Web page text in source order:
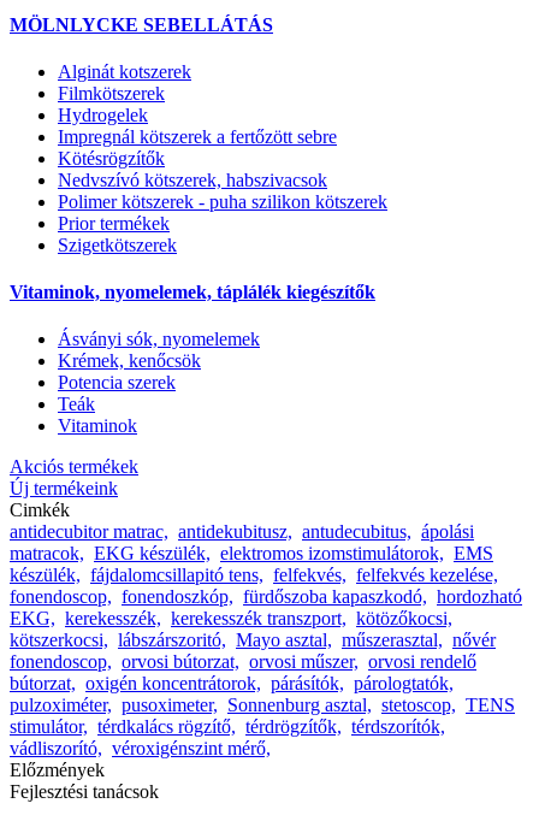
MÖLNLYCKE SEBELLÁTÁS
Alginát kotszerek
Filmkötszerek
Hydrogelek
Impregnál kötszerek a fertőzött sebre
Kötésrögzítők
Nedvszívó kötszerek, habszivacsok
Polimer kötszerek - puha szilikon kötszerek
Prior termékek
Szigetkötszerek
Vitaminok, nyomelemek, táplálék kiegészítők
Ásványi sók, nyomelemek
Krémek, kenőcsök
Potencia szerek
Teák
Vitaminok
Akciós termékek
Új termékeink
Cimkék
antidecubitor matrac, antidekubitusz, antudecubitus, ápolási
matracok, EKG készülék, elektromos izomstimulátorok, EMS
készülék, fájdalomcsillapitó tens, felfekvés, felfekvés kezelése,
fonendoscop, fonendoszkóp, fürdőszoba kapaszkodó, hordozható
EKG, kerekesszék, kerekesszék transzport, kötözőkocsi,
kötszerkocsi, lábszárszoritó, Mayo asztal, műszerasztal, nővér
fonendoscop, orvosi bútorzat, orvosi műszer, orvosi rendelő
bútorzat, oxigén koncentrátorok, párásítók, párologtatók,
pulzoximéter, pusoximeter, Sonnenburg asztal, stetoscop, TENS
stimulátor, térdkalács rögzítő, térdrögzítők, térdszorítók,
vádliszorító, véroxigénszint mérő,
Előzmények
Fejlesztési tanácsok